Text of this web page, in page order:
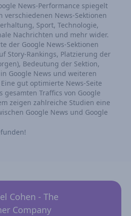
News-Performance spiegelt
verschiedenen News-Sektionen
Sport, Technologie,
Nachrichten und mehr wider.
der Google News-Sektionen
Story-Rankings, Platzierung der
Bedeutung der Sektion,
Google News und weiteren
gut optimierte News-Seite
gesamten Traffics von Google
zeigen zahlreiche Studien eine
Google News und Google
Cohen - The
Company